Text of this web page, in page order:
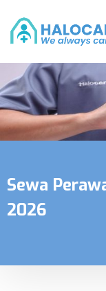
Sewa
2026